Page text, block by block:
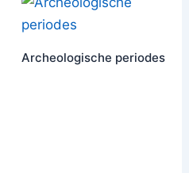
Archeologische periodes